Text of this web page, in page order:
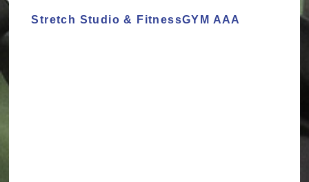
Stretch Studio & FitnessGYM AAA